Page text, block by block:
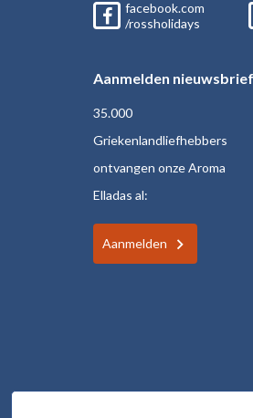
facebook.com
/rossholidays
Aanmelden nieuwsbrief
35.000
Griekenlandliefhebbers
ontvangen onze Aroma
Elladas al:
Aanmelden